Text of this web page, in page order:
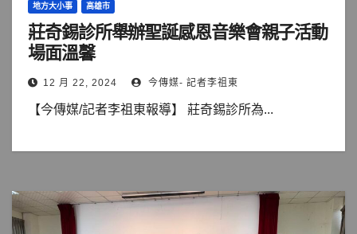
地方大小事 高雄市
莊奇錫診所舉辦聖誕感恩音樂會親子活動
場面溫馨
12 月 22, 2024 今傳媒- 記者李祖東
【今傳媒/記者李祖東報導】 莊奇錫診所為...